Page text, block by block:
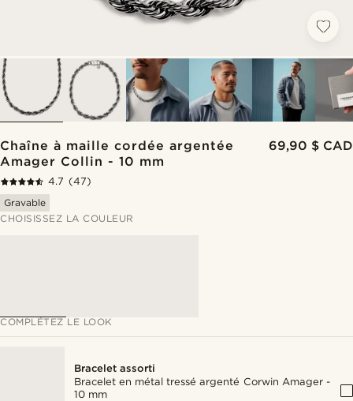
Chaîne à maille cordée argentée
Amager Collin - 10 mm
69,90 $ CAD
4.7 (47)
Gravable
CHOISISSEZ LA COULEUR
COMPLÉTEZ LE LOOK
Bracelet assorti
Bracelet en métal tressé argenté Corwin Amager -
10 mm